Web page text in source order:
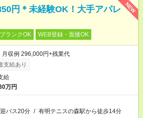
NEW
円＊未経験OK！大手アパレ
ブランクOK WEB登録・面接OK
収例 296,000円+残業代
支給あり
給
万円
バス20分 / 有明テニスの森駅から徒歩14分